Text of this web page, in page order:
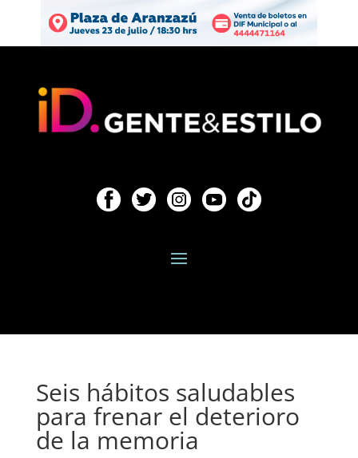
Seis hábitos saludables
para frenar el deterioro
de la memoria